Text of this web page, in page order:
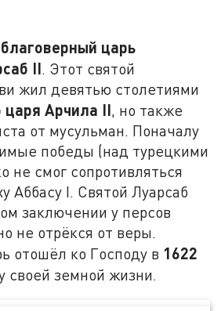
царь
II. Этот святой
жил девятью столетиями
царя Арчила II, но также
от мусульман. Поначалу
победы (над турецкими
не смог сопротивляться
Аббасу I. Святой Луарсаб
заключении у персов
не отрёкся от веры.
отошёл ко Господу в 1622
своей земной жизни.